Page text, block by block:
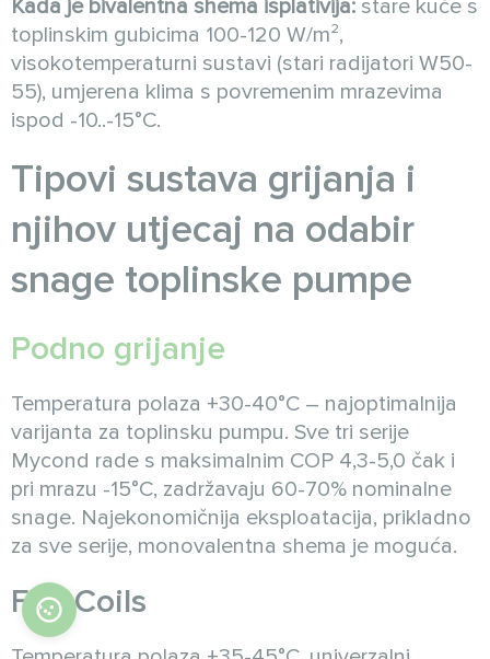
Kada je bivalentna shema isplativija: stare kuće s
toplinskim gubicima 100-120 W/m²,
visokotemperaturni sustavi (stari radijatori W50-
55), umjerena klima s povremenim mrazevima
ispod -10..-15°C.
Tipovi sustava grijanja i
njihov utjecaj na odabir
snage toplinske pumpe
Podno grijanje
Temperatura polaza +30-40°C – najoptimalnija
varijanta za toplinsku pumpu. Sve tri serije
Mycond rade s maksimalnim COP 4,3-5,0 čak i
pri mrazu -15°C, zadržavaju 60-70% nominalne
snage. Najekonomičnija eksploatacija, prikladno
za sve serije, monovalentna shema je moguća.
Fan Coils